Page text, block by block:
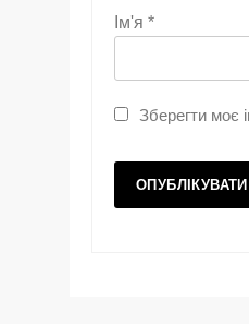
Ім'я *
Зберегти моє